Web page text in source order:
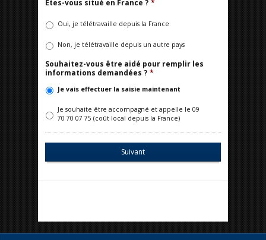
Etes-vous situé en France ? *
Oui, je télétravaille depuis la France
Non, je télétravaille depuis un autre pays
Souhaitez-vous être aidé pour remplir les
informations demandées ? *
Je vais effectuer la saisie maintenant
Je souhaite être accompagné et appelle le 09
70 70 07 75 (coût local depuis la France)